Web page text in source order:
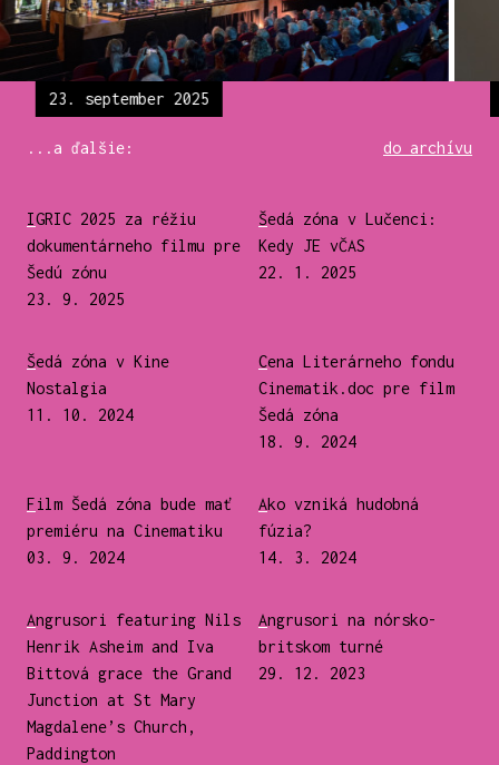
23. september 2025
...a ďalšie: do archívu
IGRIC 2025 za réžiu
dokumentárneho filmu pre
Šedú zónu
23. 9. 2025
Šedá zóna v Lučenci:
Kedy JE vČAS
22. 1. 2025
Šedá zóna v Kine
Nostalgia
11. 10. 2024
Cena Literárneho fondu
Cinematik.doc pre film
Šedá zóna
18. 9. 2024
Film Šedá zóna bude mať
premiéru na Cinematiku
03. 9. 2024
Ako vzniká hudobná
fúzia?
14. 3. 2024
Angrusori featuring Nils
Henrik Asheim and Iva
Bittová grace the Grand
Junction at St Mary
Magdalene’s Church,
Paddington
Angrusori na nórsko-
britskom turné
29. 12. 2023